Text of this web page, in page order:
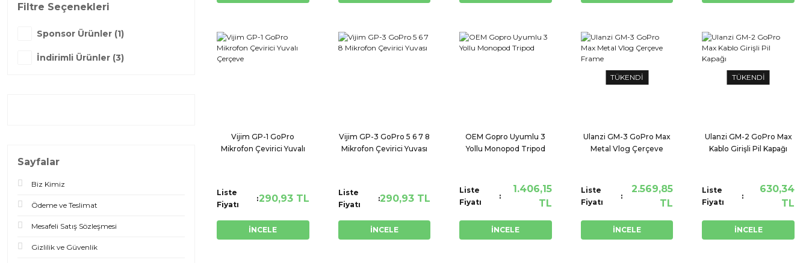
Viltrox (2)
OEM (1)
Sony (1)
Filtre Seçenekleri
Sponsor Ürünler (1)
İndirimli Ürünler (3)
Sayfalar
Biz Kimiz
Ödeme ve Teslimat
Mesafeli Satış Sözleşmesi
Gizlilik ve Güvenlik
Vijim GP-1 GoPro
Mikrofon Çevirici Yuvalı
Liste
Fiyatı
290,93 TL
İNCELE
Vijim GP-3 GoPro 5 6 7 8
Mikrofon Çevirici Yuvası
Liste
Fiyatı
290,93 TL
İNCELE
OEM Gopro Uyumlu 3
Yollu Monopod Tripod
Liste
Fiyatı
1.406,15
TL
İNCELE
TÜKENDİ
Ulanzi GM-3 GoPro Max
Metal Vlog Çerçeve
Liste
Fiyatı
2.569,85
TL
İNCELE
TÜKENDİ
Ulanzi GM-2 GoPro Max
Kablo Girişli Pil Kapağı
Liste
Fiyatı
630,34
TL
İNCELE